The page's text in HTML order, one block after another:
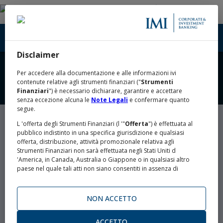
OBBLIGAZIONI INTESA
SANPAOLO.
LA MOSSA STRATEGICA PER I TUOI
Disclaimer
Per accedere alla documentazione e alle informazioni ivi
contenute relative agli strumenti finanziari ("Strumenti
Finanziari") è necessario dichiarare, garantire e accettare
senza eccezione alcuna le Note Legali e confermare quanto
segue.
L 'offerta degli Strumenti Finanziari (l '"Offerta") è effettuata al
pubblico indistinto in una specifica giurisdizione e qualsiasi
offerta, distribuzione, attività promozionale relativa agli
Strumenti Finanziari non sarà effettuata negli Stati Uniti d
'America, in Canada, Australia o Giappone o in qualsiasi altro
paese nel quale tali atti non siano consentiti in assenza di
competenti autorità (gli "Altri Paesi").
L 'Offerta non viene effettuata negli Stati Uniti d 'America o nei
confronti di alcun cittadino statunitense o soggetto residente
negli Stati Uniti d 'America o soggetto passivo di imposta negli
NON ACCETTO